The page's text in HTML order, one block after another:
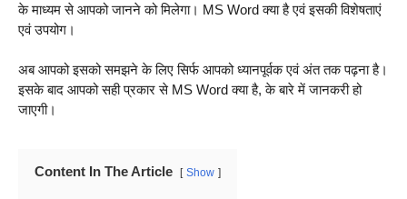
के माध्यम से आपको जानने को मिलेगा। MS Word क्या है एवं इसकी विशेषताएं
एवं उपयोग।
अब आपको इसको समझने के लिए सिर्फ आपको ध्यानपूर्वक एवं अंत तक पढ़ना है।
इसके बाद आपको सही प्रकार से MS Word क्या है, के बारे में जानकरी हो
जाएगी।
Content In The Article Show